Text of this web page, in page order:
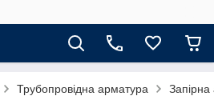
Трубопровідна арматура Запірна